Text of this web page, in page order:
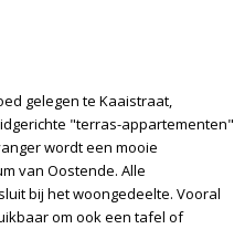
gelegen te Kaaistraat,
"terras-appartementen"
wordt een mooie
van Oostende. Alle
bij het woongedeelte. Vooral
om ook een tafel of